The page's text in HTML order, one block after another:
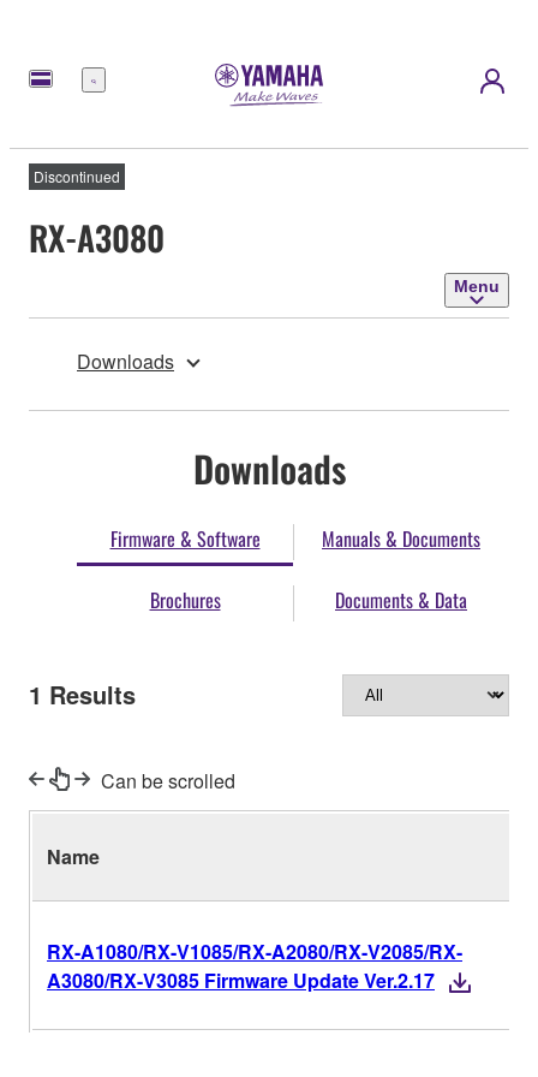
Menu
Discontinued
RX-A3080
Menu
Downloads
Downloads
Firmware & Software Manuals & Documents
Brochures Documents & Data
1 Results
Can be scrolled
Name
RX-A1080/RX-V1085/RX-A2080/RX-V2085/RX-
A3080/RX-V3085 Firmware Update Ver.2.17